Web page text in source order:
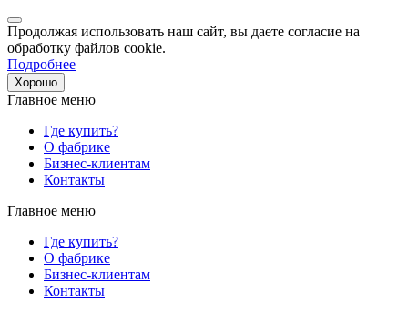
Продолжая использовать наш сайт, вы даете согласие на
обработку файлов cookie.
Подробнее
Хорошо
Главное меню
Где купить?
О фабрике
Бизнес-клиентам
Контакты
Главное меню
Где купить?
О фабрике
Бизнес-клиентам
Контакты